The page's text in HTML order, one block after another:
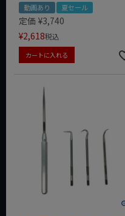
動画あり 夏セール
定価 ¥3,740
¥2,618税込
カートに入れる